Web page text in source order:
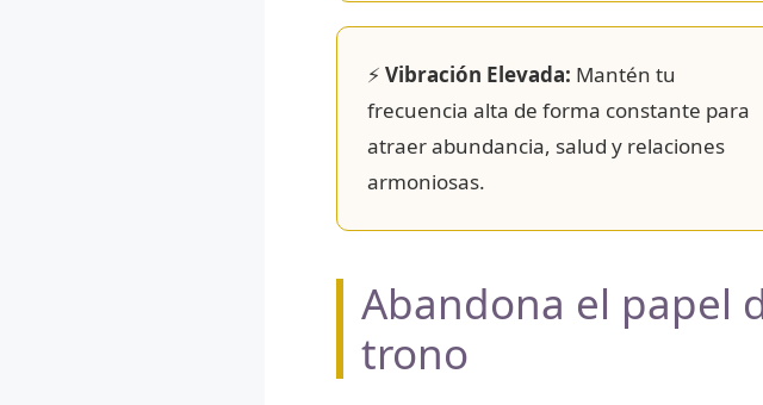
⚡ Vibración Elevada: Mantén tu
frecuencia alta de forma constante para
atraer abundancia, salud y relaciones
armoniosas.
Abandona el papel
trono